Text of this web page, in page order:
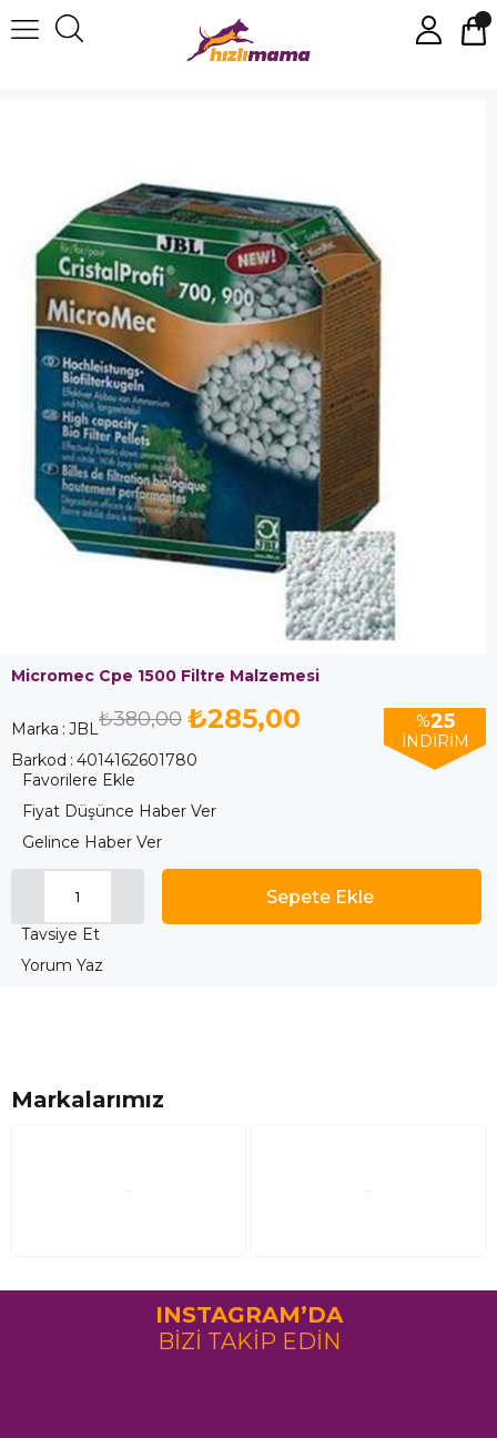
Micromec Cpe 1500 Filtre Malzemesi
Marka : JBL %25
İNDIRIM
₺380,00 ₺285,00
Barkod : 4014162601780
Favorilere Ekle
Fiyat Düşünce Haber Ver
Gelince Haber Ver
Tavsiye Et
Yorum Yaz
Markalarımız
INSTAGRAM’DA
BİZİ TAKİP EDİN